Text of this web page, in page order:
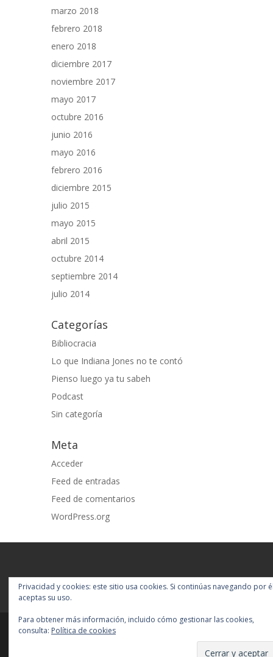
marzo 2018
febrero 2018
enero 2018
diciembre 2017
noviembre 2017
mayo 2017
octubre 2016
junio 2016
mayo 2016
febrero 2016
diciembre 2015
julio 2015
mayo 2015
abril 2015
octubre 2014
septiembre 2014
julio 2014
Categorías
Bibliocracia
Lo que Indiana Jones no te contó
Pienso luego ya tu sabeh
Podcast
Sin categoría
Meta
Acceder
Feed de entradas
Feed de comentarios
WordPress.org
Privacidad y cookies: este sitio usa cookies. Si continúas navegando por
aceptas su uso.
Para obtener más información, incluido cómo gestionar las cookies,
consulta: Política de cookies